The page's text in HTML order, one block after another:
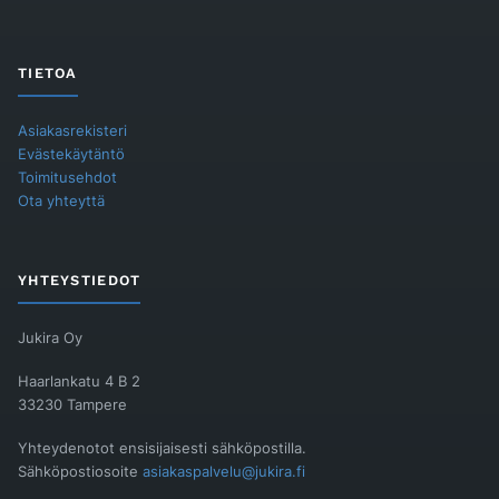
TIETOA
Asiakasrekisteri
Evästekäytäntö
Toimitusehdot
Ota yhteyttä
YHTEYSTIEDOT
Jukira Oy
Haarlankatu 4 B 2
33230 Tampere
Yhteydenotot ensisijaisesti sähköpostilla.
Sähköpostiosoite asiakaspalvelu@jukira.fi